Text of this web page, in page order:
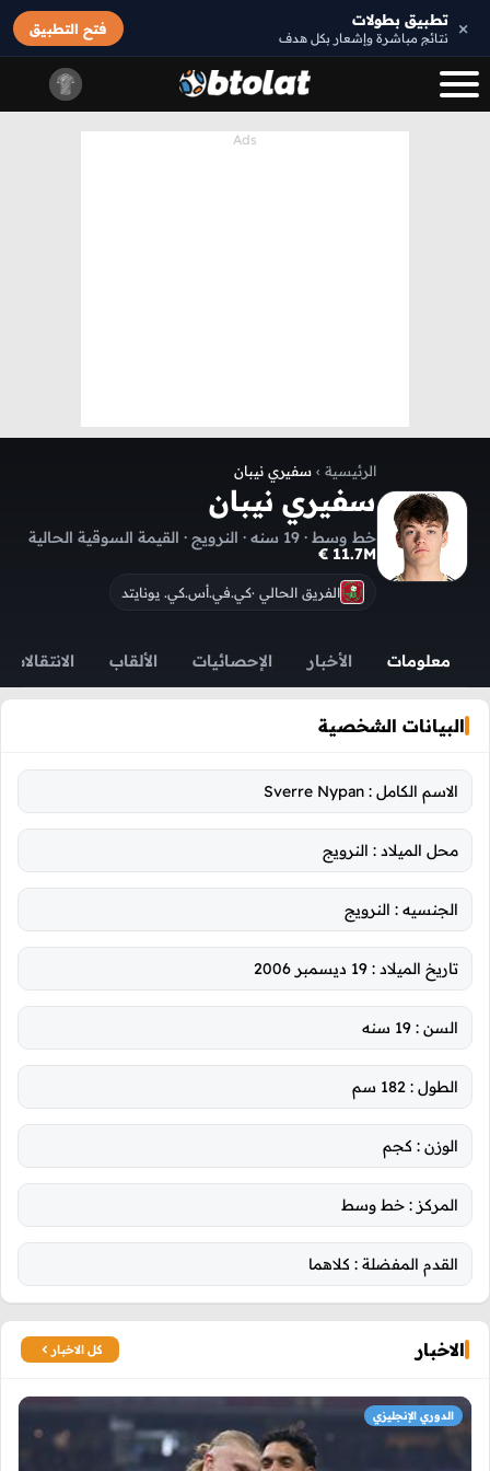
× تطبيق بطولات
نتائج مباشرة وإشعار بكل هدف
فتح التطبيق
الرئيسية › سفيري نيبان
سفيري نيبان
خط وسط · 19 سنه · النرويج · القيمة السوقية الحالية
11.7M €
الفريق الحالي ·كي.في.أس.كي. يونايتد
معلومات الأخبار الإحصائيات الألقاب الانتقالات
البيانات الشخصية
الاسم الكامل : Sverre Nypan
محل الميلاد : النرويج
الجنسيه : النرويج
تاريخ الميلاد : 19 ديسمبر 2006
السن : 19 سنه
الطول : 182 سم
الوزن : كجم
المركز : خط وسط
القدم المفضلة : كلاهما
الاخبار كل الاخبار
الدوري الإنجليزي